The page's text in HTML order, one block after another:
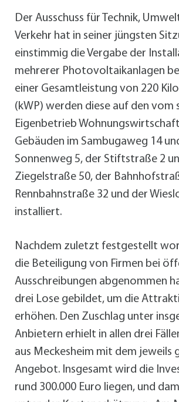
Der Ausschuss für Technik,
Verkehr hat in seiner jüngsten
einstimmig die Vergabe der
mehrerer Photovoltaikanlagen
einer Gesamtleistung von 220
(kWP) werden diese auf den vom
Eigenbetrieb
Gebäuden im Sambugaweg 14
Sonnenweg 5, der Stiftstraße 2
Ziegelstraße 50, der
Rennbahnstraße 32 und der
installiert.
Nachdem zuletzt festgestellt
die Beteiligung von Firmen bei
Ausschreibungen abgenommen
drei Lose gebildet, um die
erhöhen. Den Zuschlag unter
Anbietern erhielt in allen drei
aus Meckesheim mit dem jeweils
Angebot. Insgesamt wird die
rund 300.000 Euro liegen, und